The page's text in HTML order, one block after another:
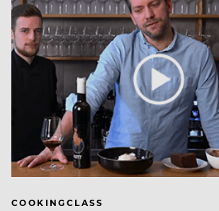
COOKINGCLASS